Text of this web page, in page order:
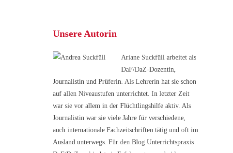
Unsere Autorin
Ariane Suckfüll arbeitet als
DaF/DaZ-Dozentin,
Journalistin und Prüferin. Als Lehrerin hat sie schon
auf allen Niveaustufen unterrichtet. In letzter Zeit
war sie vor allem in der Flüchtlingshilfe aktiv. Als
Journalistin war sie viele Jahre für verschiedene,
auch internationale Fachzeitschriften tätig und oft im
Ausland unterwegs. Für den Blog Unterrichtspraxis